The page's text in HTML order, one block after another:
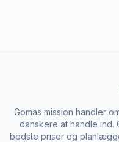
Gomas mission handler
danskere at handle
bedste priser og